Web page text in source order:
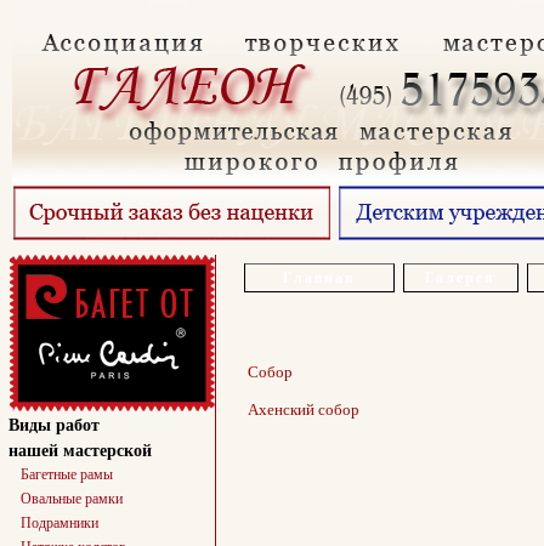
Виды работ
нашей мастерской
Багетные рамы
Овальные рамки
Подрамники
Собор
Ахенский собор